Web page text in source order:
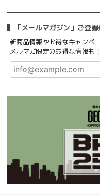
「メールマガジン」ご登
新商品情報やお得なキャンペ
メルマガ限定のお得な情報も